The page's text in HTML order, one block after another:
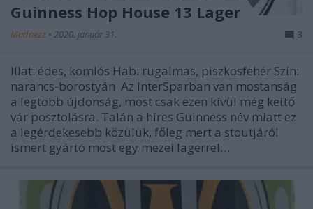
Guinness Hop House 13 Lager
Madnezz • 2020. január 31. 3
Illat: édes, komlós Hab: rugalmas, piszkosfehér Szín:
narancs-borostyán Az InterSparban van mostanság
a legtöbb újdonság, most csak ezen kívül még kettő
vár posztolásra. Talán a híres Guinness név miatt ez
a legérdekesebb közülük, főleg mert a stoutjáról
ismert gyártó most egy mezei lagerrel…